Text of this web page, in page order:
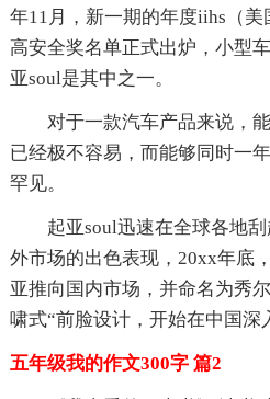
年11月，新一期的年度iihs（
高安全奖名单正式出炉，小型
亚soul是其中之一。
对于一款汽车产品来说，
已经极不容易，而能够同时一
罕见。
起亚soul迅速在全球各地
外市场的出色表现，20xx年底
亚推向国内市场，并命名为秀
啸式“前脸设计，开始在中国深
五年级我的作文300字 篇2